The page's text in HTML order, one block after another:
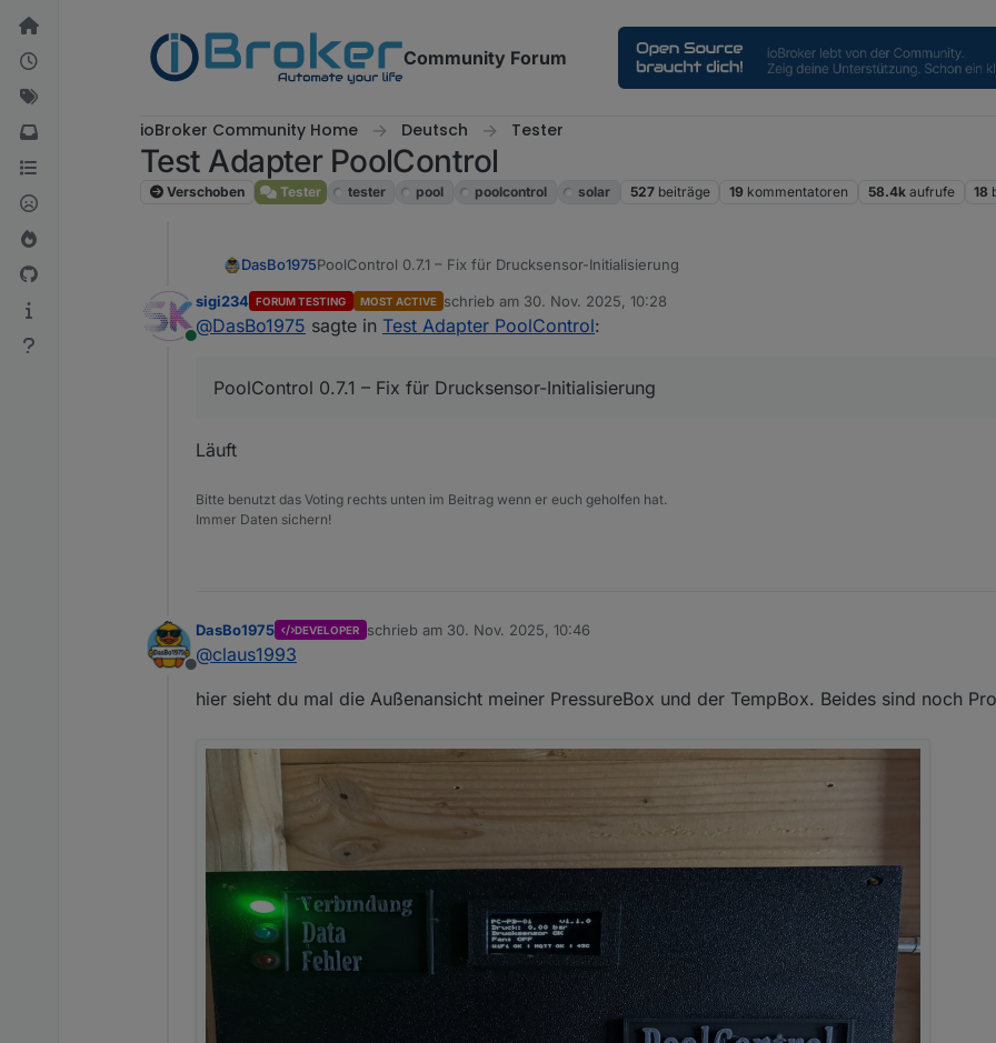
Weiter zum Inhalt
Community Forum
ioBroker Community Home Deutsch Tester
Test Adapter PoolControl
Verschoben Tester tester pool poolcontrol solar 527 beiträge 19 kommentatoren 58.4k aufrufe 18
DasBo1975PoolControl 0.7.1 – Fix für Drucksensor-Initialisierung
Online
sigi234 FORUM TESTING MOST ACTIVE schrieb am 30. Nov. 2025, 10:28
zuletzt editiert von
@DasBo1975 sagte in Test Adapter PoolControl:
PoolControl 0.7.1 – Fix für Drucksensor-Initialisierung
Läuft
Bitte benutzt das Voting rechts unten im Beitrag wenn er euch geholfen hat.
Immer Daten sichern!
Offline
DasBo1975 DEVELOPER schrieb am 30. Nov. 2025, 10:46
zuletzt editiert von
@claus1993
hier sieht du mal die Außenansicht meiner PressureBox und der TempBox. Beides sind noch